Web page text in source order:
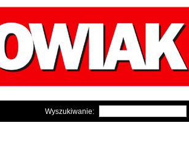
Wyszukiwanie: